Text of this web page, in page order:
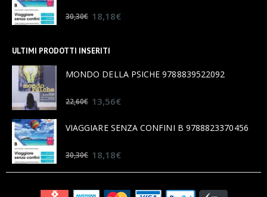
30,30€ 18,18€
ULTIMI PRODOTTI INSERITI
MONDO DELLA PSICHE 9788839522092
22,60€ 13,56€
VIAGGIARE SENZA CONFINI B 9788823370456
30,30€ 18,18€